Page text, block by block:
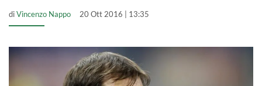
diVincenzo Nappo 20 Ott 2016 | 13:35